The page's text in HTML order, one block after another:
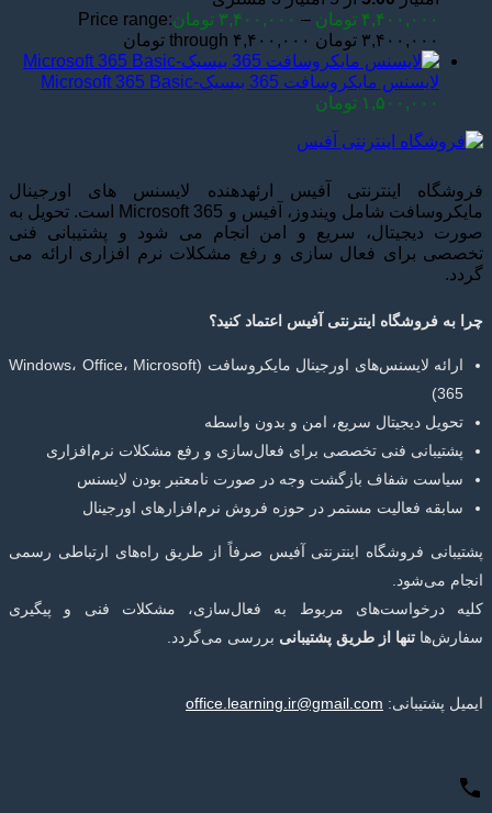
۴,۴۰۰,۰۰۰ تومان – ۳,۴۰۰,۰۰۰ تومانPrice range:
۳,۴۰۰,۰۰۰ تومان through ۴,۴۰۰,۰۰۰ تومان
لایسنس مایکروسافت 365 بیسیک-Microsoft 365 Basic
۱,۵۰۰,۰۰۰ تومان
فروشگاه اینترنتی آفیس ارئهدهنده لایسنس های اورجینال
مایکروسافت شامل ویندوز، آفیس و Microsoft 365 است. تحویل به
صورت دیجیتال، سریع و امن انجام می شود و پشتیبانی فنی
تخصصی برای فعال سازی و رفع مشکلات نرم افزاری ارائه می
گردد.
چرا به فروشگاه اینترنتی آفیس اعتماد کنید؟
ارائه لایسنس‌های اورجینال مایکروسافت (Windows، Office، Microsoft
365)
تحویل دیجیتال سریع، امن و بدون واسطه
پشتیبانی فنی تخصصی برای فعال‌سازی و رفع مشکلات نرم‌افزاری
سیاست شفاف بازگشت وجه در صورت نامعتبر بودن لایسنس
سابقه فعالیت مستمر در حوزه فروش نرم‌افزارهای اورجینال
پشتیبانی فروشگاه اینترنتی آفیس صرفاً از طریق راه‌های ارتباطی رسمی
انجام می‌شود.
کلیه درخواست‌های مربوط به فعال‌سازی، مشکلات فنی و پیگیری
سفارش‌ها تنها از طریق پشتیبانی بررسی می‌گردد.
ایمیل پشتیبانی: office.learning.ir@gmail.com